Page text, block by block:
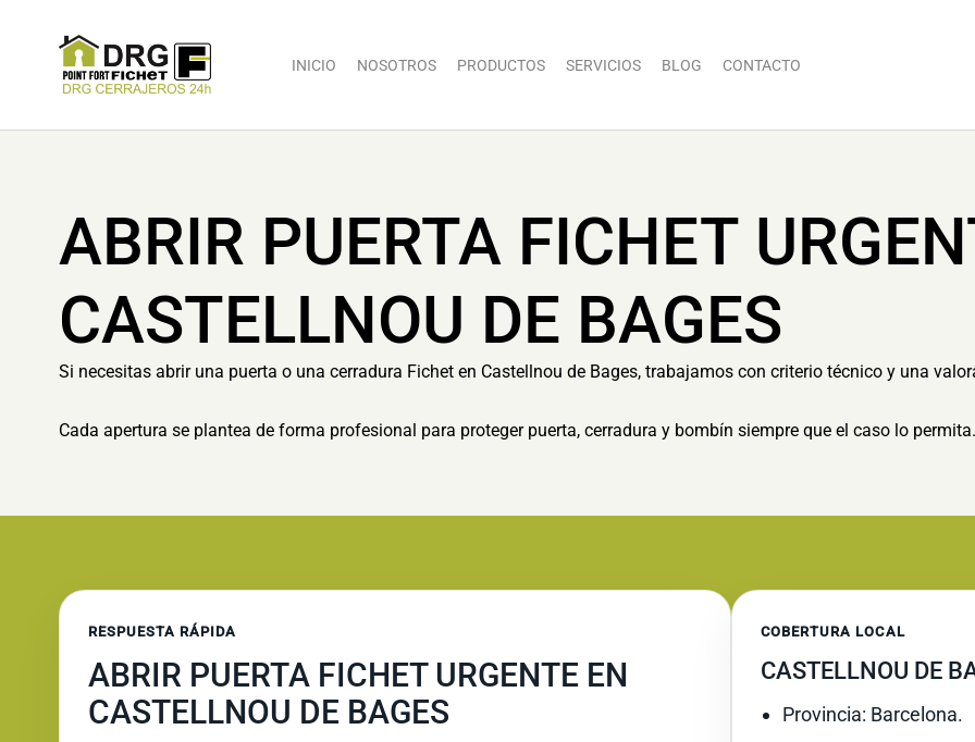
INICIO NOSOTROS PRODUCTOS SERVICIOS BLOG CONTACTO
ABRIR PUERTA FICHET
CASTELLNOU DE BAGES
Si necesitas abrir una puerta o una cerradura Fichet en Castellnou de Bages, trabajamos con criterio técnico y una
Cada apertura se plantea de forma profesional para proteger puerta, cerradura y bombín siempre que el caso lo permita.
RESPUESTA RÁPIDA
ABRIR PUERTA FICHET URGENTE EN
CASTELLNOU DE BAGES
COBERTURA LOCAL
CASTELLNOU DE
Provincia: Barcelona.